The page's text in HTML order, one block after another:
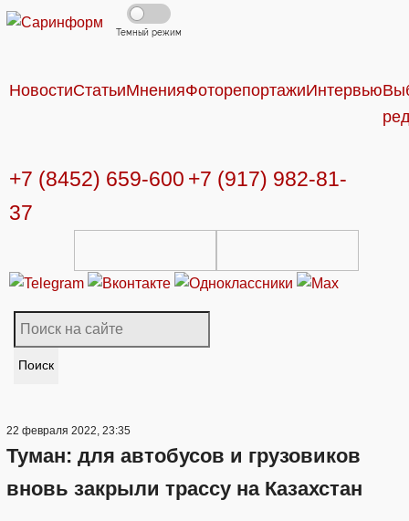
Темный режим
НовостиСтатьиМненияФоторепортажиИнтервью
+7 (8452) 659-600 +7 (917) 982-81-
37
Поиск
22 февраля 2022, 23:35
Туман: для автобусов и грузовиков
вновь закрыли трассу на Казахстан